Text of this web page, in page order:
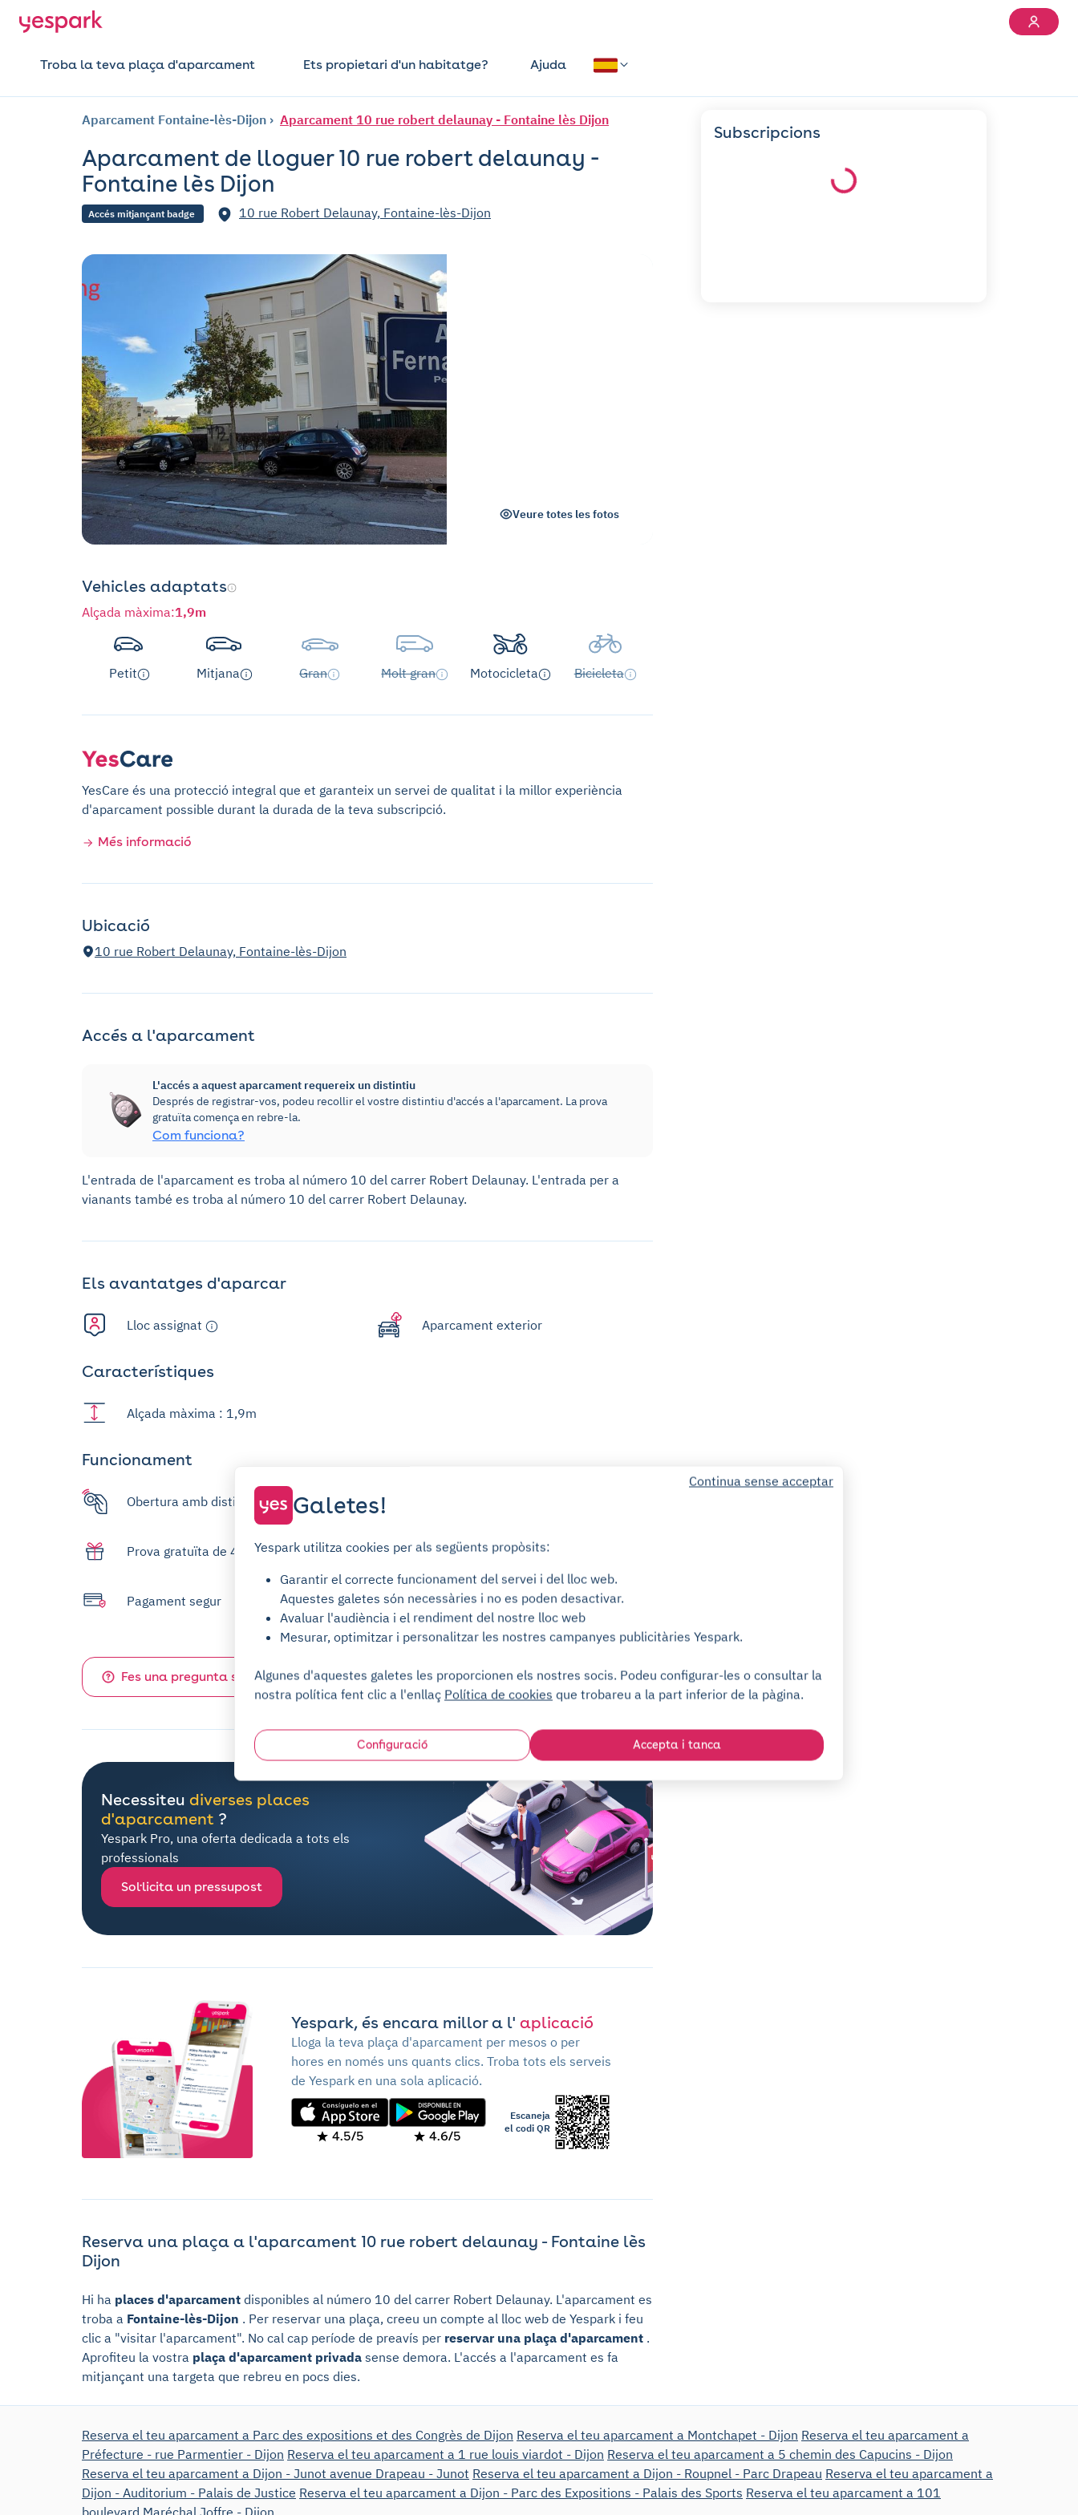
Troba la teva plaça d'aparcament Ets propietari d'un habitatge? Ajuda
Aparcament Fontaine-lès-Dijon Aparcament 10 rue robert delaunay - Fontaine lès Dijon
Aparcament de lloguer 10 rue robert delaunay -
Fontaine lès Dijon
Accés mitjançant badge 10 rue Robert Delaunay, Fontaine-lès-Dijon
Veure totes les fotos
Vehicles adaptats
Alçada màxima:1,9m
Petit Mitjana Gran Molt gran Motocicleta Bicicleta
YesCare és una protecció integral que et garanteix un servei de qualitat i la millor experiència
d'aparcament possible durant la durada de la teva subscripció.
Més informació
Ubicació
10 rue Robert Delaunay, Fontaine-lès-Dijon
Accés a l'aparcament
L'accés a aquest aparcament requereix un distintiu
Després de registrar-vos, podeu recollir el vostre distintiu d'accés a l'aparcament. La prova
gratuïta comença en rebre-la.
Com funciona?
L'entrada de l'aparcament es troba al número 10 del carrer Robert Delaunay. L'entrada per a
vianants també es troba al número 10 del carrer Robert Delaunay.
Els avantatges d'aparcar
Lloc assignat Aparcament exterior
Característiques
Alçada màxima : 1,9m
Funcionament
Obertura amb distintiu
Prova gratuïta de 4 dies Sense compromís
Pagament segur
Dipòsit de garantia per a mitjans
d'accés
Fes una pregunta sobre aquest aparcament Centre d'ajuda
Necessiteu diverses places
d'aparcament ?
Yespark Pro, una oferta dedicada a tots els
professionals
Sol·licita un pressupost
Yespark, és encara millor a l' aplicació
Lloga la teva plaça d'aparcament per mesos o per
hores en només uns quants clics. Troba tots els serveis
de Yespark en una sola aplicació.
4.5/5 4.6/5
Escaneja
el codi QR
Reserva una plaça a l'aparcament 10 rue robert delaunay - Fontaine lès
Dijon
Hi ha places d'aparcament disponibles al número 10 del carrer Robert Delaunay. L'aparcament es
troba a Fontaine-lès-Dijon . Per reservar una plaça, creeu un compte al lloc web de Yespark i feu
clic a "visitar l'aparcament". No cal cap període de preavís per reservar una plaça d'aparcament .
Aprofiteu la vostra plaça d'aparcament privada sense demora. L'accés a l'aparcament es fa
mitjançant una targeta que rebreu en pocs dies.
Subscripcions
Reserva el teu aparcament a Parc des expositions et des Congrès de Dijon Reserva el teu aparcament a Montchapet - Dijon Reserva el teu aparcament a
Préfecture - rue Parmentier - Dijon Reserva el teu aparcament a 1 rue louis viardot - Dijon Reserva el teu aparcament a 5 chemin des Capucins - Dijon
Reserva el teu aparcament a Dijon - Junot avenue Drapeau - Junot Reserva el teu aparcament a Dijon - Roupnel - Parc Drapeau Reserva el teu aparcament a
Dijon - Auditorium - Palais de Justice Reserva el teu aparcament a Dijon - Parc des Expositions - Palais des Sports Reserva el teu aparcament a 101
boulevard Maréchal Joffre - Dijon
Continua sense acceptar
Galetes!
Yespark utilitza cookies per als següents propòsits:
Garantir el correcte funcionament del servei i del lloc web.
Aquestes galetes són necessàries i no es poden desactivar.
Avaluar l'audiència i el rendiment del nostre lloc web
Mesurar, optimitzar i personalitzar les nostres campanyes publicitàries Yespark.
Algunes d'aquestes galetes les proporcionen els nostres socis. Podeu configurar-les o consultar la
nostra política fent clic a l'enllaç Política de cookies que trobareu a la part inferior de la pàgina.
Configuració Accepta i tanca